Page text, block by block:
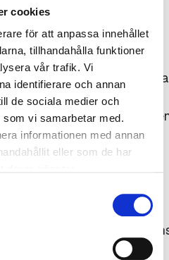
cookies
för att anpassa innehållet
tillhandahålla funktioner
vår trafik. Vi
identifierare och annan
de sociala medier och
vi samarbetar med.
informationen med annan
eller som de har
eller säljas
vidare.
Bildrättigheterna
tillhör
respektive
fotograf.
fotografens/